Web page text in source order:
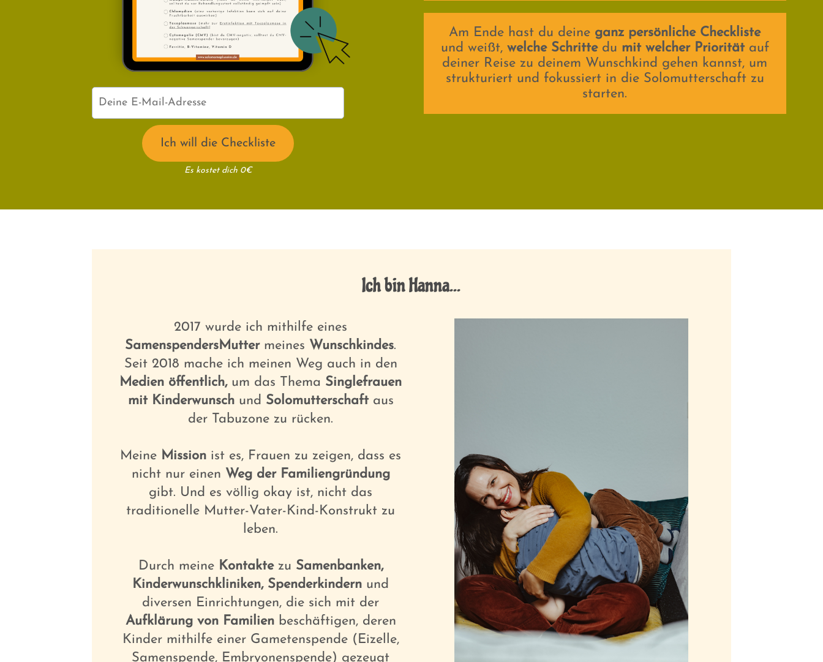
Ich will die Checkliste
Es kostet dich 0€
Am Ende hast du deine ganz persönliche Checkliste
und weißt, welche Schrittedu mit welcher Prioritätauf
deiner Reise zu deinem Wunschkind gehen kannst, um
strukturiert und fokussiert in die Solomutterschaft zu
starten.
Ich bin Hanna...
2017 wurde ich mithilfe eines
SamenspendersMuttermeines Wunschkindes.
Seit 2018 mache ich meinen Weg auch in den
Medien öffentlich,um das Thema Singlefrauen
mit Kinderwunschund Solomutterschaftaus
der Tabuzone zu rücken.
Meine Mission ist es, Frauen zu zeigen, dass es
nicht nur einen Weg der Familiengründung
gibt. Und es völlig okay ist, nicht das
traditionelle Mutter-Vater-Kind-Konstrukt zu
leben.
Durch meine Kontaktezu Samenbanken,
Kinderwunschkliniken, Spenderkindern und
diversen Einrichtungen, die sich mit der
Aufklärung von Familienbeschäftigen, deren
Kinder mithilfe einer Gametenspende (Eizelle,
Samenspende, Embryonenspende) gezeugt